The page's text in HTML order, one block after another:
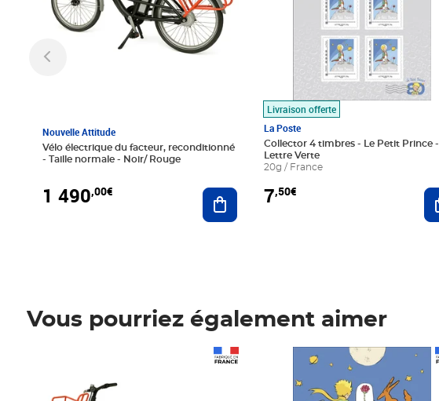
Nouvelle Attitude
Vélo électrique du facteur, reconditionné
- Taille normale - Noir/ Rouge
1 490,00€ Ajouter au panier
Livraison offerte
La Poste
Collector 4 timbres - Le Petit Prince -
Lettre Verte
20g / France
7,50€
Vous pourriez également aimer
Prix 7,50€